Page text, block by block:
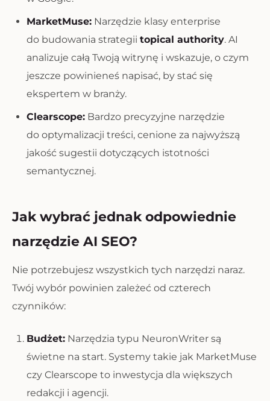
MarketMuse: Narzędzie klasy enterprise
do budowania strategii topical authority. AI
analizuje całą Twoją witrynę i wskazuje, o czym
jeszcze powinieneś napisać, by stać się
ekspertem w branży.
Clearscope: Bardzo precyzyjne narzędzie
do optymalizacji treści, cenione za najwyższą
jakość sugestii dotyczących istotności
semantycznej.
Jak wybrać jednak odpowiednie
narzędzie AI SEO?
Nie potrzebujesz wszystkich tych narzędzi naraz.
Twój wybór powinien zależeć od czterech
czynników:
Budżet: Narzędzia typu NeuronWriter są
świetne na start. Systemy takie jak MarketMuse
czy Clearscope to inwestycja dla większych
redakcji i agencji.